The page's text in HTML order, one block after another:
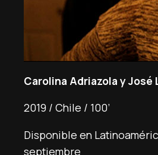
Carolina Adriazola y José
2019 / Chile / 100’
Disponible en
septiembre